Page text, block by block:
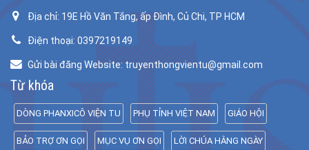
Địa chỉ: 19E Hồ Văn Tắng, ấp Đình, Củ Chi, TP HCM
Điện thoại: 0397219149
Gửi bài đăng Website: truyenthongvientu@gmail.com
Từ khóa
DÒNG PHANXICÔ VIỆN TU PHỤ TỈNH VIỆT NAM GIÁO HỘI
BẢO TRỢ ƠN GỌI MỤC VỤ ƠN GỌI LỜI CHÚA HẰNG NGÀY